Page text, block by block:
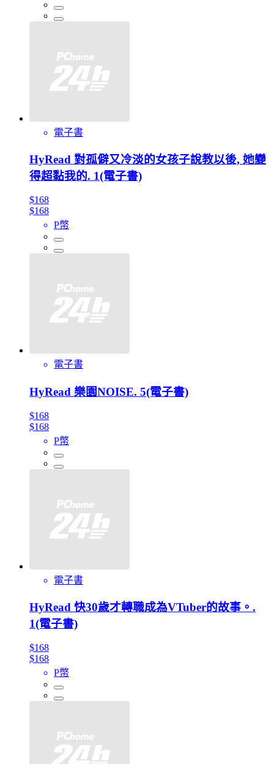
電子書
HyRead 對孤僻又冷淡的女孩子說教以後, 她變
得超黏我的. 1(電子書)
$168
$168
P幣
電子書
HyRead 樂園NOISE. 5(電子書)
$168
$168
P幣
電子書
HyRead 快30歲才轉職成為VTuber的故事。.
1(電子書)
$168
$168
P幣